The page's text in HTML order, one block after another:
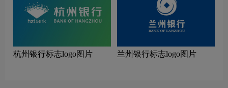
杭州银行标志logo图片 兰州银行标志logo图片